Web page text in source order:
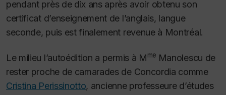
pendant près de dix ans après avoir obtenu son
certificat d’enseignement de l’anglais, langue
seconde, puis est finalement revenue à Montréal.
Le milieu l’autoédition a permis à Mme Manolescu de
rester proche de camarades de Concordia comme
Cristina Perissinotto, ancienne professeure d’études